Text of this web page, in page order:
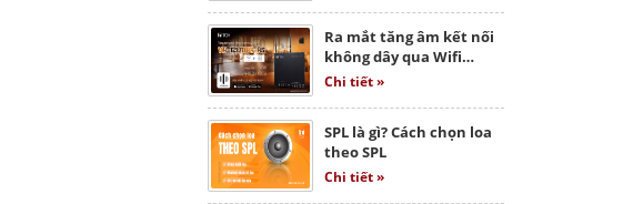
Ra mắt tăng âm kết nối
không dây qua Wifi…
Chi tiết »
SPL là gì? Cách chọn loa
theo SPL
Chi tiết »